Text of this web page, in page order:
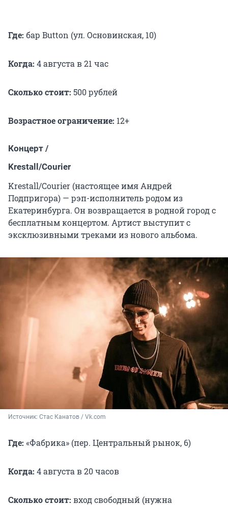
Где: бар Button (ул. Основинская, 10)
Когда: 4 августа в 21 час
Сколько стоит: 500 рублей
Возрастное ограничение: 12+
Концерт /
Krestall/Courier
Krestall/Courier (настоящее имя Андрей
Подпригора) — рэп-исполнитель родом из
Екатеринбурга. Он возвращается в родной город с
бесплатным концертом. Артист выступит с
эксклюзивными треками из нового альбома.
Источник: Стас Канатов / Vk.com
Где: «Фабрика» (пер. Центральный рынок, 6)
Когда: 4 августа в 20 часов
Сколько стоит: вход свободный (нужна